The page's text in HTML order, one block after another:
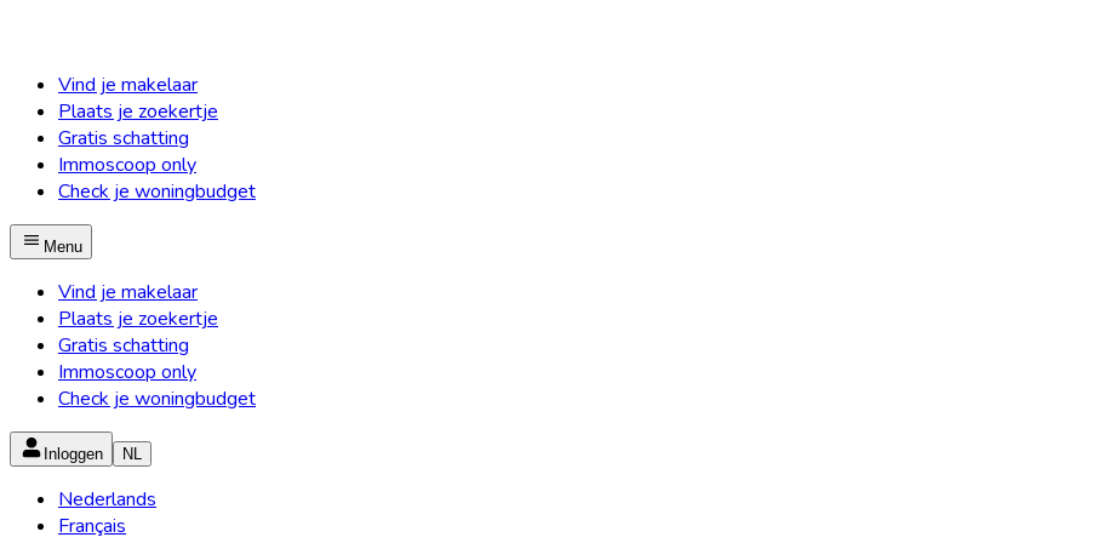
Vind je makelaar
Plaats je zoekertje
Gratis schatting
Immoscoop only
Check je woningbudget
Menu
Vind je makelaar
Plaats je zoekertje
Gratis schatting
Immoscoop only
Check je woningbudget
Inloggen NL
Nederlands
Français